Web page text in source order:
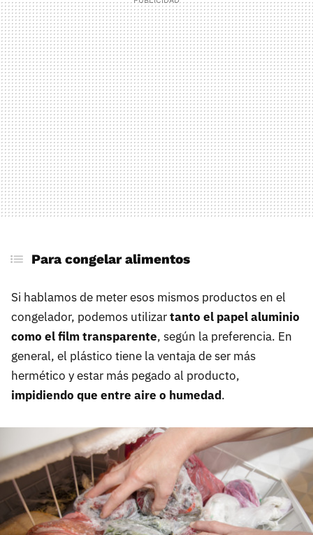
Para congelar alimentos
Si hablamos de meter esos mismos productos en el
congelador, podemos utilizartanto el papel aluminio
como el film transparente, según la preferencia. En
general, el plástico tiene la ventaja de ser más
hermético y estar más pegado al producto,
impidiendo que entre aire o humedad.